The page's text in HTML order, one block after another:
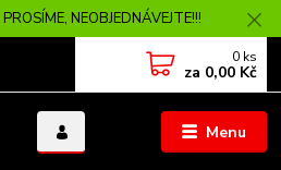
NEOBJEDNÁVEJTE!!!
Menu
0 ks
za 0,00 Kč